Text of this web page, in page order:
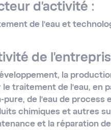
d'activité :
de l'eau et
de
la
le traitement de l'eau, en
​pure, de l'eau de process
chimiques et autres
et la réparation